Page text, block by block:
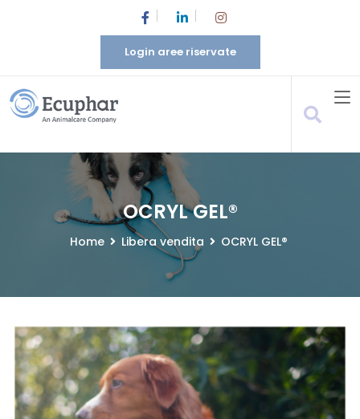
Login aree riservate
OCRYL GEL®
Home Libera vendita OCRYL GEL®